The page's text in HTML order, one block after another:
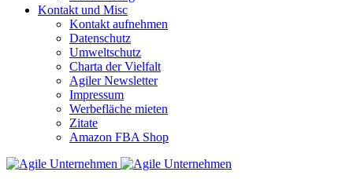
Kontakt und Misc
Kontakt aufnehmen
Datenschutz
Umweltschutz
Charta der Vielfalt
Agiler Newsletter
Impressum
Werbefläche mieten
Zitate
Amazon FBA Shop